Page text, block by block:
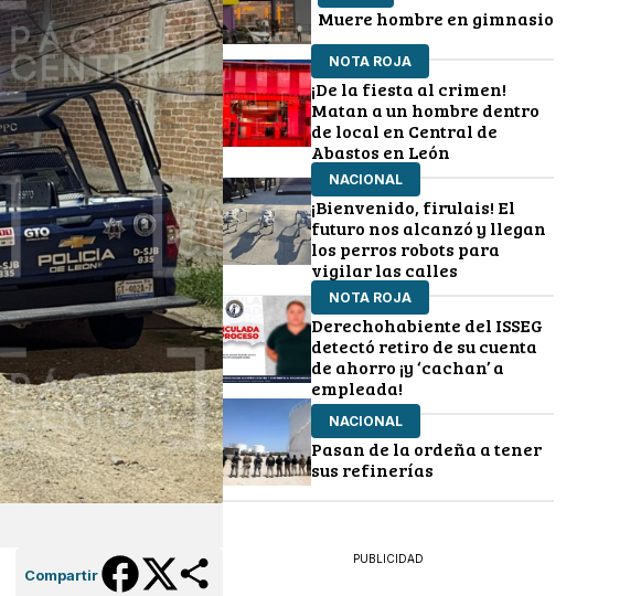
Compartir
Muere hombre en gimnasio
NOTA ROJA
¡De la fiesta al crimen!
Matan a un hombre dentro
de local en Central de
Abastos en León
NACIONAL
¡Bienvenido, firulais! El
futuro nos alcanzó y llegan
los perros robots para
vigilar las calles
NOTA ROJA
Derechohabiente del ISSEG
detectó retiro de su cuenta
de ahorro ¡y ‘cachan’ a
empleada!
NACIONAL
Pasan de la ordeña a tener
sus refinerías
PUBLICIDAD